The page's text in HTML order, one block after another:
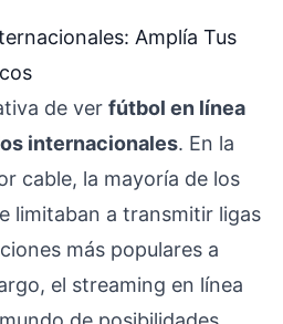
Amplía Tus
de ver fútbol en línea
internacionales. En la
cable, la mayoría de los
limitaban a transmitir ligas
más populares a
el streaming en línea